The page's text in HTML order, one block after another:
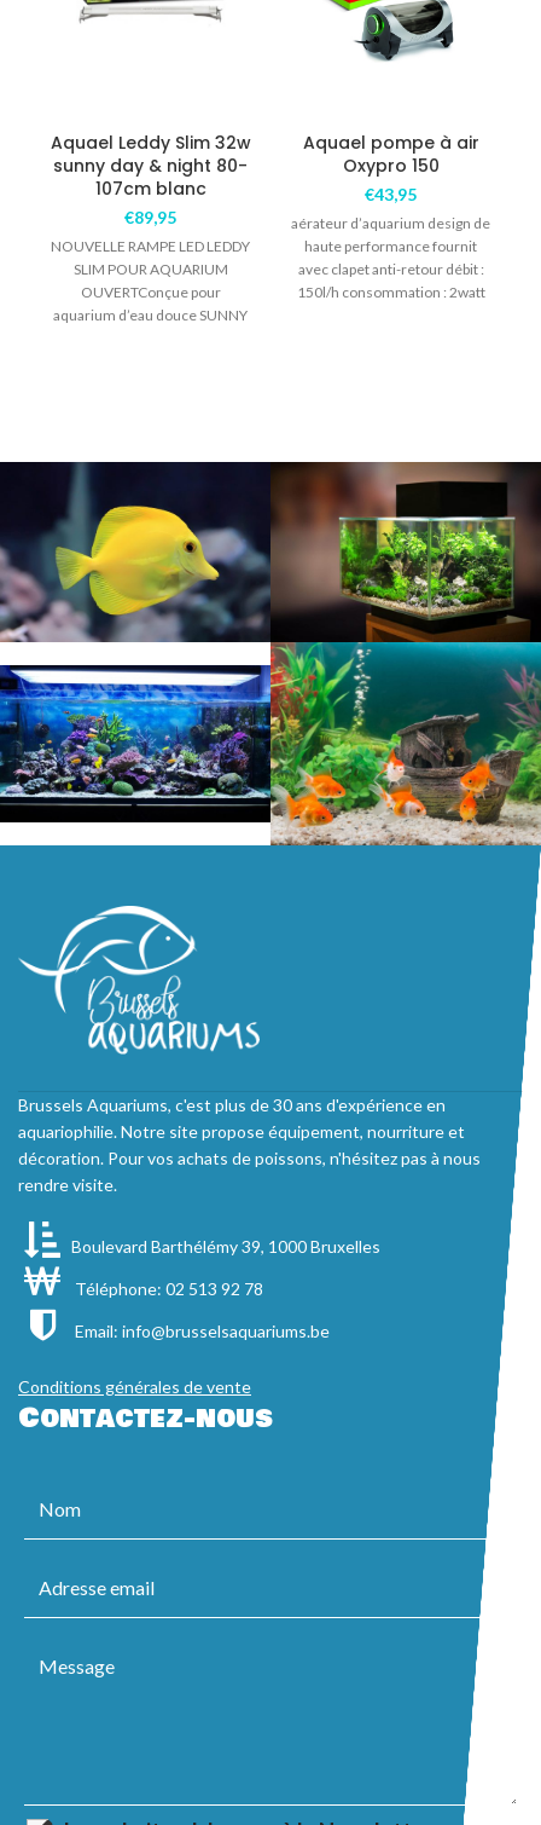
Aquael Leddy Slim 32w
sunny day & night 80-
107cm blanc
€89,95
NOUVELLE RAMPE LED LEDDY
SLIM POUR AQUARIUM
OUVERTConçue pour
aquarium d’eau douce SUNNY
Aquael pompe à air
Oxypro 150
€43,95
aérateur d’aquarium design de
haute performance fournit
avec clapet anti-retour débit :
150l/h consommation : 2watt
Brussels Aquariums, c'est plus de 30 ans d'expérience en
aquariophilie. Notre site propose équipement, nourriture et
décoration. Pour vos achats de poissons, n'hésitez pas à nous
rendre visite.
Boulevard Barthélémy 39, 1000 Bruxelles
Téléphone: 02 513 92 78
Email: info@brusselsaquariums.be
Conditions générales de vente
Contactez-nous